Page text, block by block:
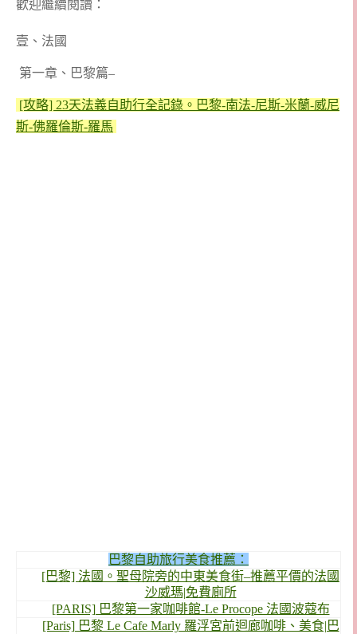
歡迎繼續閱讀：
壹、法國
第一章、巴黎篇–
[攻略] 23天法義自助行全記錄。巴黎-南法-尼斯-米蘭-威尼
斯-佛羅倫斯-羅馬
巴黎自助旅行美食推薦：
[巴黎] 法國。聖母院旁的中東美食街–推薦平價的法國
沙威瑪|免費廁所
[PARIS] 巴黎第一家咖啡館-Le Procope 法國波蔻布
[Paris] 巴黎 Le Cafe Marly 羅浮宮前迴廊咖啡、美食|巴